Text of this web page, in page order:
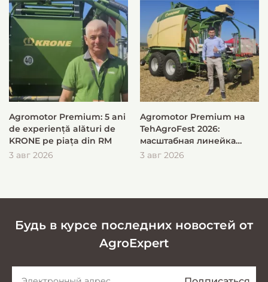
Agromotor Premium: 5 ani
de experiență alături de
KRONE pe piața din RM
3 авг 2026
Agromotor Premium на
TehAgroFest 2026:
масштабная линейка
KRONE для быстрой и
3 авг 2026
Будь в курсе последних новостей от
AgroExpert